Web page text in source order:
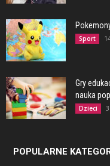
Sport
Gry
nauka
Dzieci
POPULARNE